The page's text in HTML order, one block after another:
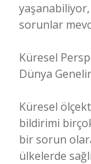
sorunlar
Küresel
Dünya
Küresel
bildirimi
bir sorun
ülkelerde